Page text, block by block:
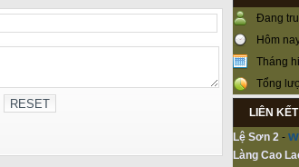
Đang
Hôm
Tháng
Tổng
LIÊN
Lệ Sơn 2 -
Làng Cao